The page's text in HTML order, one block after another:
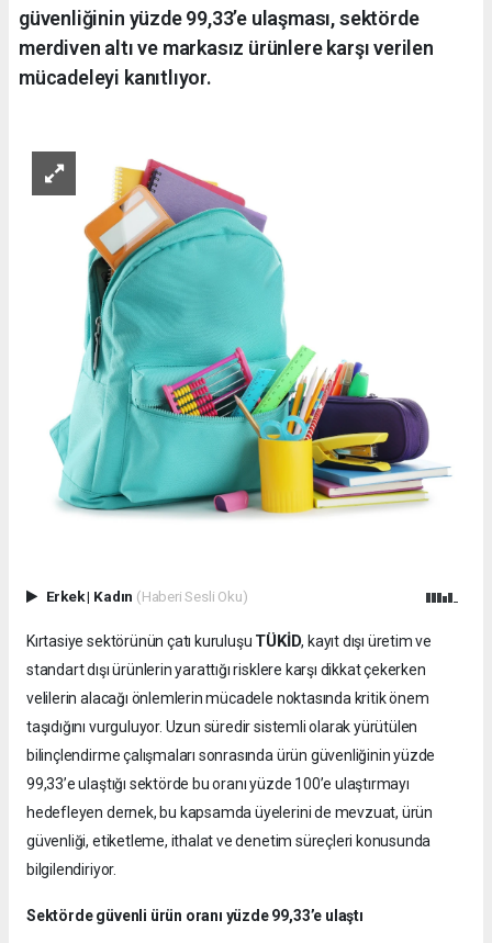
güvenliğinin yüzde 99,33’e ulaşması, sektörde
merdiven altı ve markasız ürünlere karşı verilen
mücadeleyi kanıtlıyor.
Erkek| Kadın (Haberi Sesli Oku)
Kırtasiye sektörünün çatı kuruluşu TÜKİD, kayıt dışı üretim ve
standart dışı ürünlerin yarattığı risklere karşı dikkat çekerken
velilerin alacağı önlemlerin mücadele noktasında kritik önem
taşıdığını vurguluyor. Uzun süredir sistemli olarak yürütülen
bilinçlendirme çalışmaları sonrasında ürün güvenliğinin yüzde
99,33’e ulaştığı sektörde bu oranı yüzde 100’e ulaştırmayı
hedefleyen dernek, bu kapsamda üyelerini de mevzuat, ürün
güvenliği, etiketleme, ithalat ve denetim süreçleri konusunda
bilgilendiriyor.
Sektörde güvenli ürün oranı yüzde 99,33’e ulaştı